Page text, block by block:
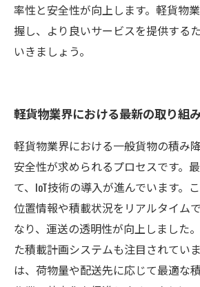
率性と安全性が向上します。軽貨物
握し、より良いサービスを提供する
いきましょう。
軽貨物業界における最新の取り組
軽貨物業界における一般貨物の積み
安全性が求められるプロセスです。
て、IoT技術の導入が進んでいます。
位置情報や積載状況をリアルタイム
なり、運送の透明性が向上しました
た積載計画システムも注目されてい
は、荷物量や配送先に応じて最適な